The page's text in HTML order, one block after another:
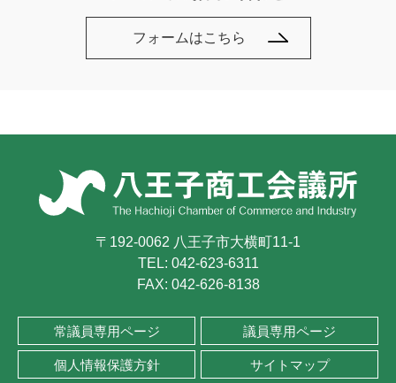
フォームはこちら
〒192-0062 八王子市大横町11-1
TEL: 042-623-6311
FAX: 042-626-8138
常議員専用ページ 議員専用ページ
個人情報保護方針 サイトマップ